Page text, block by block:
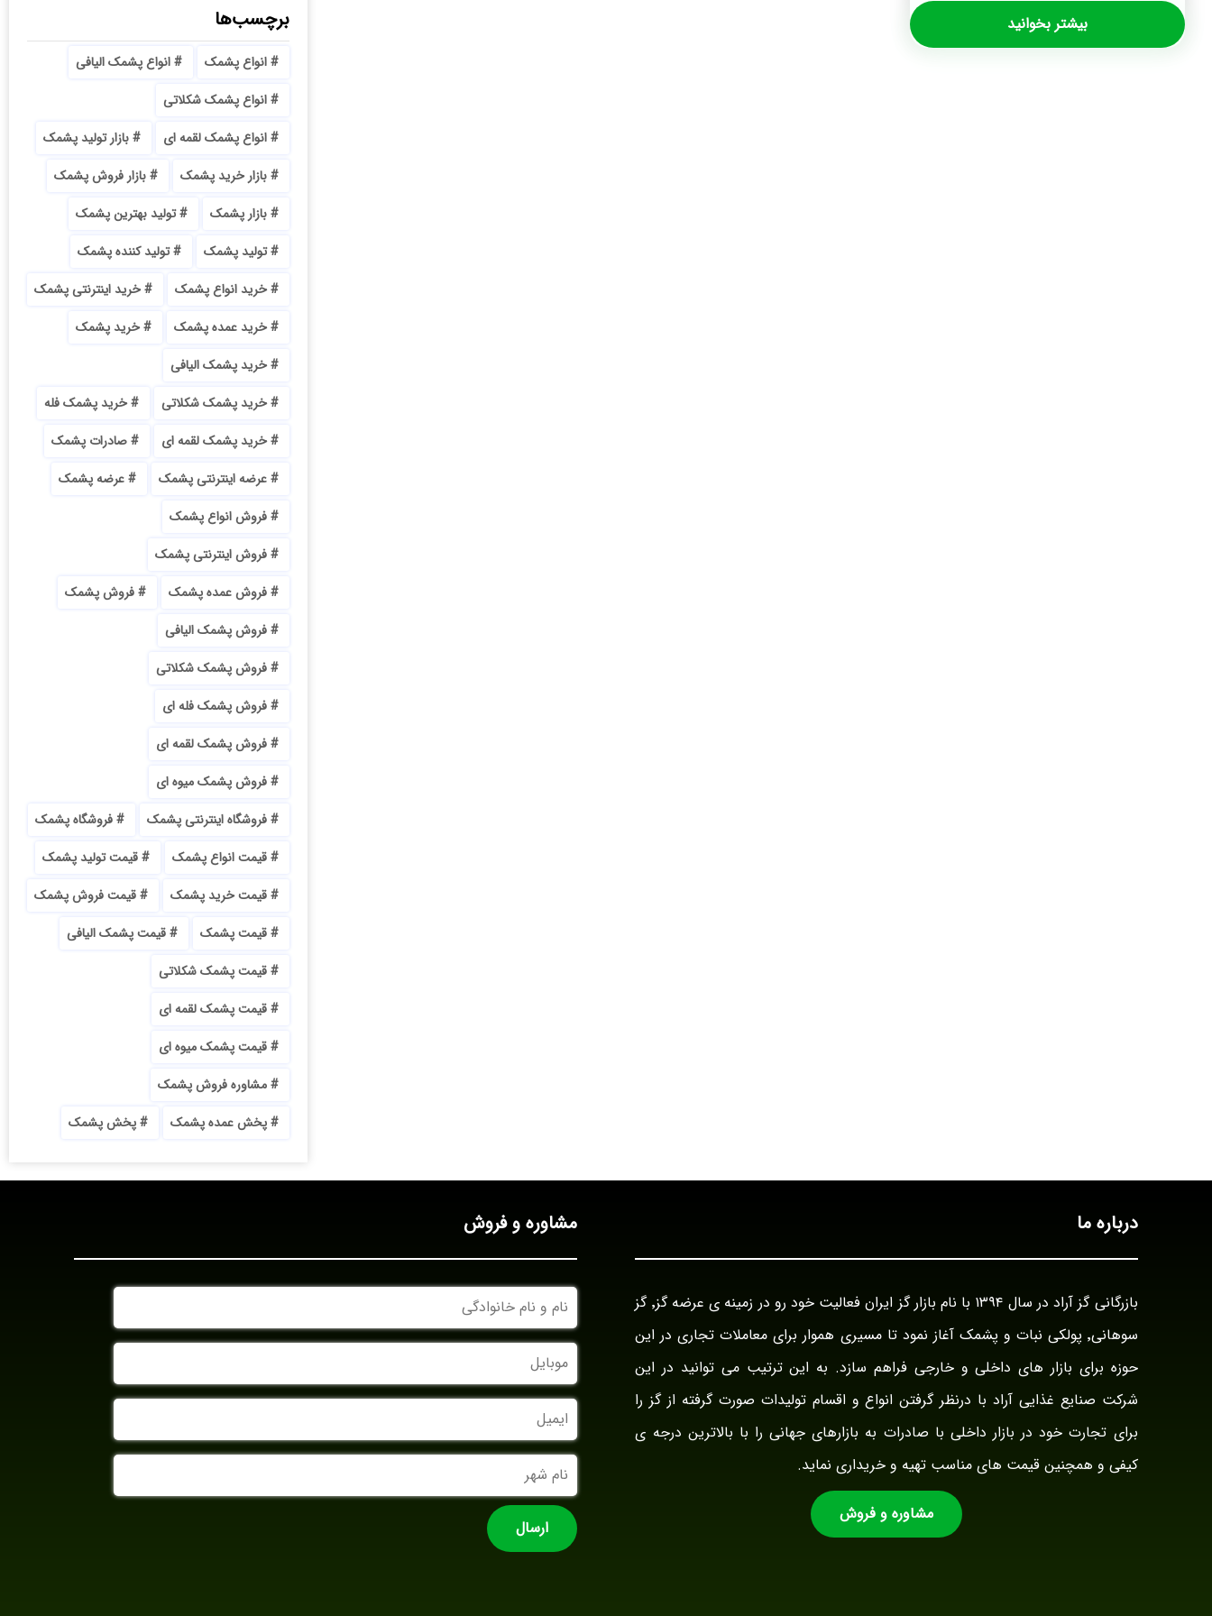
بیشتر بخوانید برچسب‌ها
انواع پشمک
انواع پشمک الیافی
انواع پشمک شکلاتی
انواع پشمک لقمه ای
بازار تولید پشمک
بازار خرید پشمک
بازار فروش پشمک
بازار پشمک
تولید بهترین پشمک
تولید پشمک
تولید کننده پشمک
خرید انواع پشمک
خرید اینترنتی پشمک
خرید عمده پشمک
خرید پشمک
خرید پشمک الیافی
خرید پشمک شکلاتی
خرید پشمک فله
خرید پشمک لقمه ای
صادرات پشمک
عرضه اینترنتی پشمک
عرضه پشمک
فروش انواع پشمک
فروش اینترنتی پشمک
فروش عمده پشمک
فروش پشمک
فروش پشمک الیافی
فروش پشمک شکلاتی
فروش پشمک فله ای
فروش پشمک لقمه ای
فروش پشمک میوه ای
فروشگاه اینترنتی پشمک
فروشگاه پشمک
قیمت انواع پشمک
قیمت تولید پشمک
قیمت خرید پشمک
قیمت فروش پشمک
قیمت پشمک
قیمت پشمک الیافی
قیمت پشمک شکلاتی
قیمت پشمک لقمه ای
قیمت پشمک میوه ای
مشاوره فروش پشمک
پخش عمده پشمک
پخش پشمک
درباره ما
بازرگانی گز آراد در سال ۱۳۹۴ با نام بازار گز ایران فعالیت خود رو در زمینه ی عرضه گز٬ گز
سوهانی٬ پولکی نبات و پشمک آغاز نمود تا مسیری هموار برای معاملات تجاری در این
حوزه برای بازار های داخلی و خارجی فراهم سازد. به این ترتیب می توانید در این
شرکت صنایع غذایی آراد با درنظر گرفتن انواع و اقسام تولیدات صورت گرفته از گز را
برای تجارت خود در بازار داخلی با صادرات به بازارهای جهانی را با بالاترین درجه ی
کیفی و همچنین قیمت های مناسب تهیه و خریداری نماید.
مشاوره و فروش
مشاوره و فروش
و
نام
خانوادگی
موبایل
ایمیل
نام
شهر